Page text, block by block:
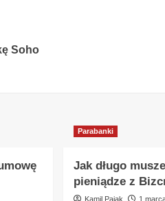
Soho
Parabanki
Jak długo
pieniądze z
Kamil Pająk 1